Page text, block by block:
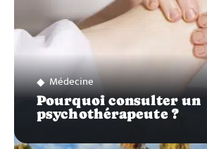
Médecine
Pourquoi consulter un
psychothérapeute ?